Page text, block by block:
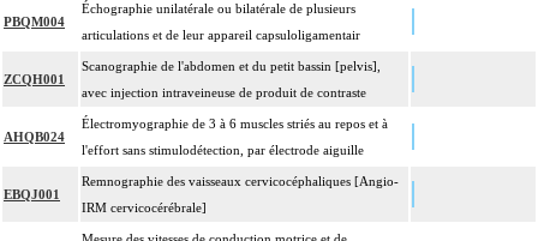
PBQM004
Échographie unilatérale ou bilatérale de plusieurs
articulations et de leur appareil capsuloligamentair
ZCQH001
Scanographie de l'abdomen et du petit bassin [pelvis],
avec injection intraveineuse de produit de contraste
AHQB024
Électromyographie de 3 à 6 muscles striés au repos et à
l'effort sans stimulodétection, par électrode aiguille
EBQJ001
Remnographie des vaisseaux cervicocéphaliques [Angio-
IRM cervicocérébrale]